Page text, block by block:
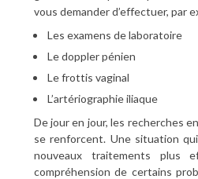
vous demander d’effectuer, par
Les examens de laboratoire
Le doppler pénien
Le frottis vaginal
L’artériographie iliaque
De jour en jour, les recherches
se renforcent. Une situation
nouveaux traitements plus
compréhension de certains